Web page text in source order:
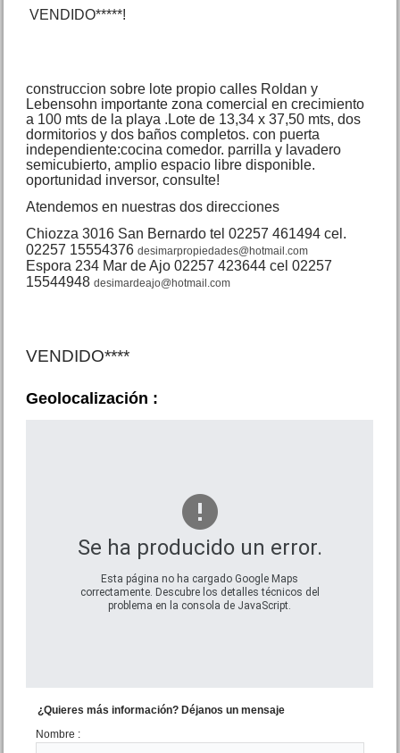
Dpto. 1 amb. San Juan 2553
San Bernardo
Precio : U$S 38 .000
Lote Calvetti 600 Mar de Ajo
Precio :U$S 25 .000
VENDIDO*****!
construccion sobre lote propio calles Roldan y
Lebensohn importante zona comercial en crecimiento
a 100 mts de la playa .Lote de 13,34 x 37,50 mts, dos
dormitorios y dos baños completos. con puerta
independiente:cocina comedor. parrilla y lavadero
semicubierto, amplio espacio libre disponible.
oportunidad inversor, consulte!
Atendemos en nuestras dos direcciones
Chiozza 3016 San Bernardo tel 02257 461494 cel.
02257 15554376desimarpropiedades@hotmail.com
Espora 234 Mar de Ajo 02257 423644 cel 02257
15544948desimardeajo@hotmail.com
VENDIDO****
Geolocalización :
Se ha producido un error.
Esta página no ha cargado Google Maps
correctamente. Descubre los detalles técnicos del
problema en la consola de JavaScript.
¿Quieres más información? Déjanos un mensaje
Nombre :